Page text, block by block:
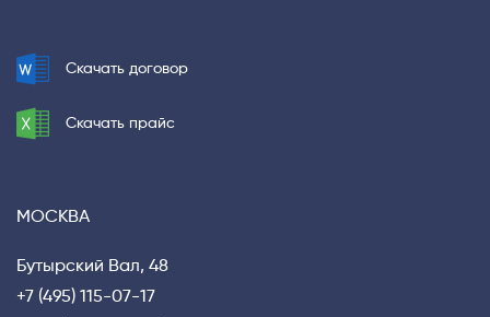
Скачать договор
Скачать прайс
МОСКВА
Бутырский Вал, 48
+7 (495) 115-07-17